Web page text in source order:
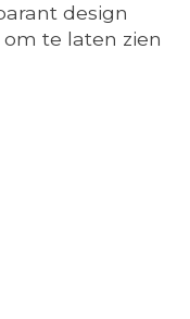
design
te laten zien
dit product is